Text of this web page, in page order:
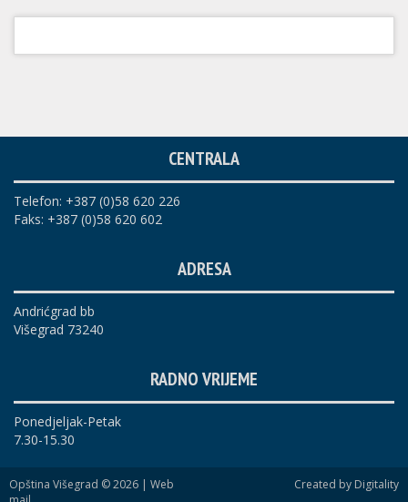
CENTRALA
Telefon: +387 (0)58 620 226
Faks: +387 (0)58 620 602
ADRESA
Andrićgrad bb
Višegrad 73240
RADNO VRIJEME
Ponedjeljak-Petak
7.30-15.30
Opština Višegrad © 2026 | Web
Created by Digitality